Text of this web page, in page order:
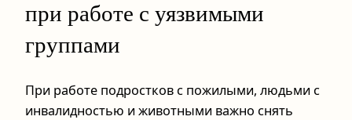
при работе с уязвимыми
группами
При работе подростков с пожилыми, людьми с
инвалидностью и животными важно снять